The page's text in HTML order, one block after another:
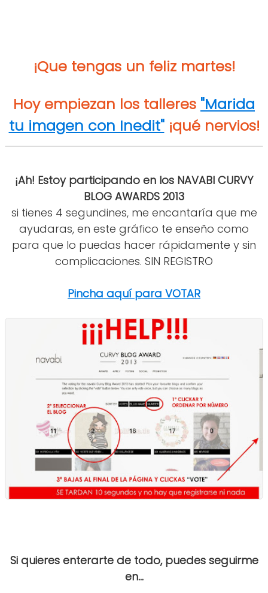
¡Que tengas un feliz martes!
Hoy empiezan los talleres "Marida
tu imagen con Inedit"¡qué nervios!
¡Ah! Estoy participando en los NAVABI CURVY
BLOG AWARDS 2013
si tienes 4 segundines, me encantaría que me
ayudaras, en este gráfico te enseño como
para que lo puedas hacer rápidamente y sin
complicaciones. SIN REGISTRO
Pincha aquí para VOTAR
Si quieres enterarte de todo, puedes seguirme
en...